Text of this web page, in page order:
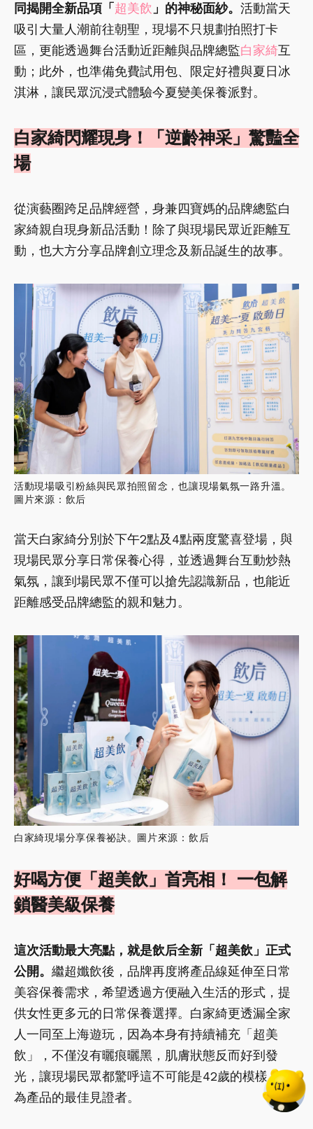
同揭開全新品項「 超美飲 」的神秘面紗。 活動當天
吸引大量人潮前往朝聖，現場不只規劃拍照打卡
區，更能透過舞台活動近距離與品牌總監白家綺互
動；此外，也準備免費試用包、限定好禮與夏日冰
淇淋，讓民眾沉浸式體驗今夏變美保養派對。
白家綺閃耀現身！「逆齡神采」驚豔全
場
從演藝圈跨足品牌經營，身兼四寶媽的品牌總監白
家綺親自現身新品活動！除了與現場民眾近距離互
動，也大方分享品牌創立理念及新品誕生的故事。
活動現場吸引粉絲與民眾拍照留念，也讓現場氣氛一路升溫。
圖片來源：飲后
當天白家綺分別於下午2點及4點兩度驚喜登場，與
現場民眾分享日常保養心得，並透過舞台互動炒熱
氣氛，讓到場民眾不僅可以搶先認識新品，也能近
距離感受品牌總監的親和魅力。
白家綺現場分享保養祕訣。圖片來源：飲后
好喝方便「超美飲」首亮相！ 一包解
鎖醫美級保養
這次活動最大亮點，就是飲后全新「超美飲」正式
公開。 繼超孅飲後，品牌再度將產品線延伸至日常
美容保養需求，希望透過方便融入生活的形式，提
供女性更多元的日常保養選擇。白家綺更透漏全家
人一同至上海遊玩，因為本身有持續補充「超美
飲」，不僅沒有曬痕曬黑，肌膚狀態反而好到發
光，讓現場民眾都驚呼這不可能是42歲的模樣，成
為產品的最佳見證者。